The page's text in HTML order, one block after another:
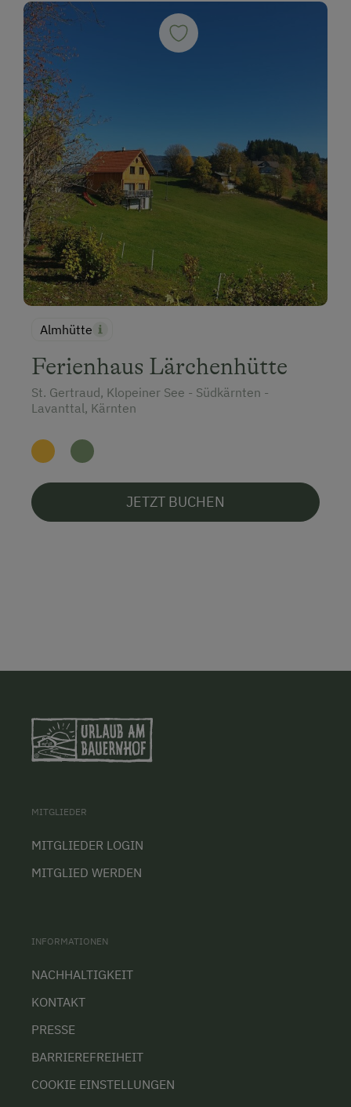
Almhütte
Ferienhaus Lärchenhütte
St. Gertraud, Klopeiner See - Südkärnten -
Lavanttal, Kärnten
JETZT BUCHEN
MITGLIEDER
MITGLIEDER LOGIN
MITGLIED WERDEN
INFORMATIONEN
NACHHALTIGKEIT
KONTAKT
PRESSE
BARRIEREFREIHEIT
COOKIE EINSTELLUNGEN